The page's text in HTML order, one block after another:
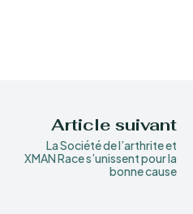
Article suivant
La Société de l’arthrite et
XMAN Race s’unissent pour la
bonne cause